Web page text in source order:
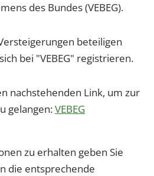
des Bundes (VEBEG).
beteiligen
bei "VEBEG" registrieren.
nachstehenden Link, um zur
gelangen:VEBEG
zu erhalten geben Sie
die entsprechende